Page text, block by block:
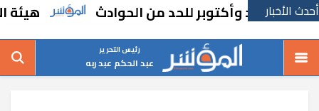
أحدث الأخبار هيئة
رئيس التحرير
عبد الحكم عبد ربه